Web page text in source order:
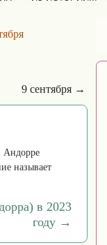
9 сентября →
Андорре
называет
в 2023
году →